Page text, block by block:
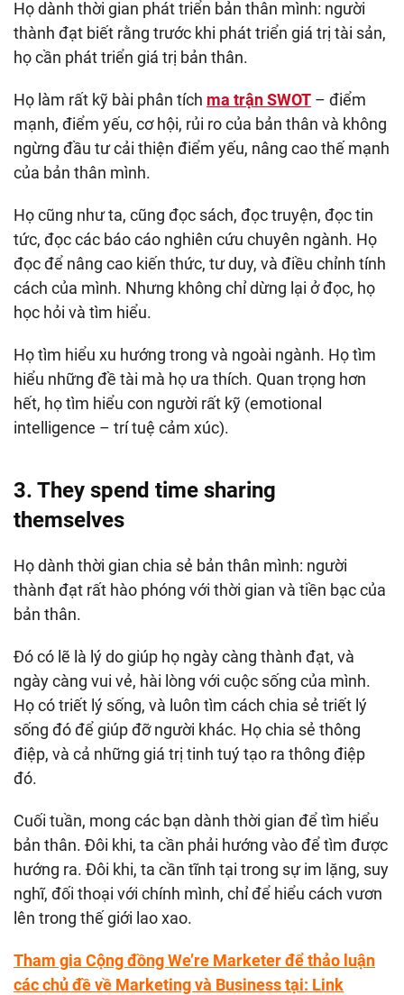
Họ dành thời gian phát triển bản thân mình: người
thành đạt biết rằng trước khi phát triển giá trị tài sản,
họ cần phát triển giá trị bản thân.
Họ làm rất kỹ bài phân tích ma trận SWOT – điểm
mạnh, điểm yếu, cơ hội, rủi ro của bản thân và không
ngừng đầu tư cải thiện điểm yếu, nâng cao thế mạnh
của bản thân mình.
Họ cũng như ta, cũng đọc sách, đọc truyện, đọc tin
tức, đọc các báo cáo nghiên cứu chuyên ngành. Họ
đọc để nâng cao kiến thức, tư duy, và điều chỉnh tính
cách của mình. Nhưng không chỉ dừng lại ở đọc, họ
học hỏi và tìm hiểu.
Họ tìm hiểu xu hướng trong và ngoài ngành. Họ tìm
hiểu những đề tài mà họ ưa thích. Quan trọng hơn
hết, họ tìm hiểu con người rất kỹ (emotional
intelligence – trí tuệ cảm xúc).
3. They spend time sharing
themselves
Họ dành thời gian chia sẻ bản thân mình: người
thành đạt rất hào phóng với thời gian và tiền bạc của
bản thân.
Đó có lẽ là lý do giúp họ ngày càng thành đạt, và
ngày càng vui vẻ, hài lòng với cuộc sống của mình.
Họ có triết lý sống, và luôn tìm cách chia sẻ triết lý
sống đó để giúp đỡ người khác. Họ chia sẻ thông
điệp, và cả những giá trị tinh tuý tạo ra thông điệp
đó.
Cuối tuần, mong các bạn dành thời gian để tìm hiểu
bản thân. Đôi khi, ta cần phải hướng vào để tìm được
hướng ra. Đôi khi, ta cần tĩnh tại trong sự im lặng, suy
nghĩ, đối thoại với chính mình, chỉ để hiểu cách vươn
lên trong thế giới lao xao.
Tham gia Cộng đồng We’re Marketer để thảo luận
các chủ đề về Marketing và Business tại: Link